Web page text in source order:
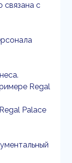
связана с
Regal
Palace